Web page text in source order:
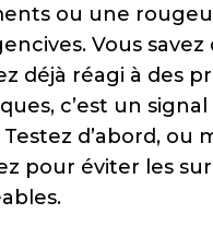
ou une
Vous savez
déjà réagi à des
c’est un
d’abord, ou
pour éviter les